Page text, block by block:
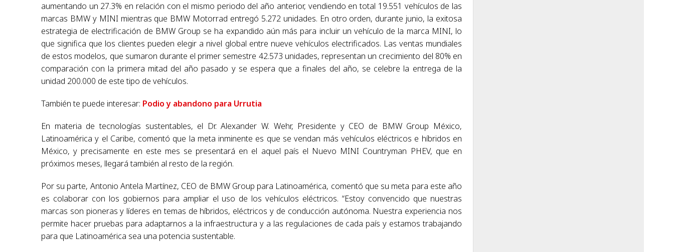
aumentando un 27.3% en relación con el mismo periodo del año anterior, vendiendo en total 19.551 vehículos de las
marcas BMW y MINI mientras que BMW Motorrad entregó 5.272 unidades. En otro orden, durante junio, la exitosa
estrategia de electrificación de BMW Group se ha expandido aún más para incluir un vehículo de la marca MINI, lo
que significa que los clientes pueden elegir a nivel global entre nueve vehículos electrificados. Las ventas mundiales
de estos modelos, que sumaron durante el primer semestre 42.573 unidades, representan un crecimiento del 80% en
comparación con la primera mitad del año pasado y se espera que a finales del año, se celebre la entrega de la
unidad 200.000 de este tipo de vehículos.
También te puede interesar: Podio y abandono para Urrutia
En materia de tecnologías sustentables, el Dr. Alexander W. Wehr, Presidente y CEO de BMW Group México,
Latinoamérica y el Caribe, comentó que la meta inminente es que se vendan más vehículos eléctricos e híbridos en
México, y precisamente en este mes se presentará en el aquel país el Nuevo MINI Countryman PHEV, que en
próximos meses, llegará también al resto de la región.
Por su parte, Antonio Antela Martínez, CEO de BMW Group para Latinoamérica, comentó que su meta para este año
es colaborar con los gobiernos para ampliar el uso de los vehículos eléctricos. “Estoy convencido que nuestras
marcas son pioneras y líderes en temas de híbridos, eléctricos y de conducción autónoma. Nuestra experiencia nos
permite hacer pruebas para adaptarnos a la infraestructura y a las regulaciones de cada país y estamos trabajando
para que Latinoamérica sea una potencia sustentable.